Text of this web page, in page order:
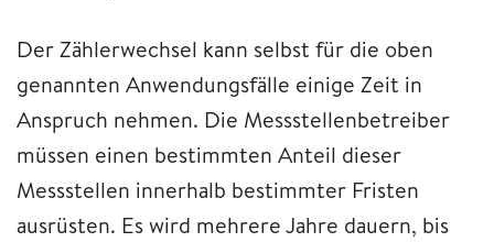
Der Zählerwechsel kann selbst für die oben
genannten Anwendungsfälle einige Zeit in
Anspruch nehmen. Die Messstellenbetreiber
müssen einen bestimmten Anteil dieser
Messstellen innerhalb bestimmter Fristen
ausrüsten. Es wird mehrere Jahre dauern, bis